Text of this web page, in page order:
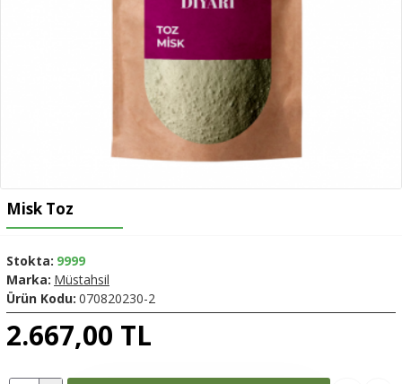
Misk Toz
2.667,00 TL
Stokta: 9999
Marka: Müstahsil
Ürün Kodu: 070820230-2